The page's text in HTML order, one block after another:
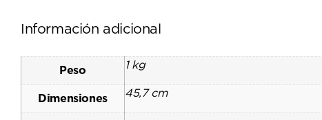
Información adicional
Peso 1 kg
Dimensiones 45,7 cm